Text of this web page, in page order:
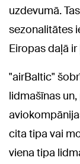
uzdevumā.
sezonalitātes
Eiropas daļā
"airBaltic"
lidmašīnas
cita tipa vai
viena tipa